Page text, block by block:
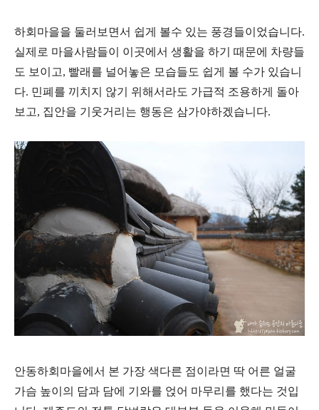
하회마을을 둘러보면서 쉽게 볼수 있는 풍경들이었습니다.
실제로 마을사람들이 이곳에서 생활을 하기 때문에 차량들
도 보이고, 빨래를 널어놓은 모습들도 쉽게 볼 수가 있습니
다. 민폐를 끼치지 않기 위해서라도 가급적 조용하게 돌아
보고, 집안을 기웃거리는 행동은 삼가야하겠습니다.
안동하회마을에서 본 가장 색다른 점이라면 딱 어른 얼굴
가슴 높이의 담과 담에 기와를 얹어 마무리를 했다는 것입